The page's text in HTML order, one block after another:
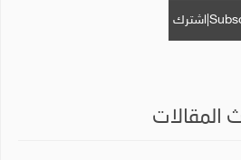
المقالات